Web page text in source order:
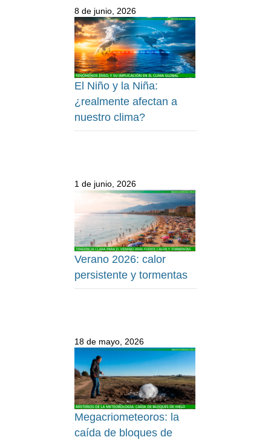
8 de junio, 2026
El Niño y la Niña:
¿realmente afectan a
nuestro clima?
1 de junio, 2026
Verano 2026: calor
persistente y tormentas
18 de mayo, 2026
Megacriometeoros: la
caída de bloques de